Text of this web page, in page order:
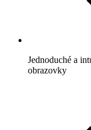
Jednoduché a
obrazovky